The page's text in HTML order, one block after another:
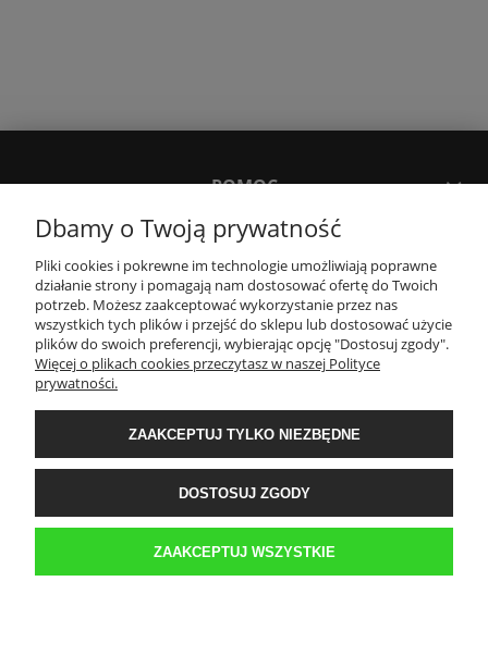
POMOC
PŁATNOŚCI I DOSTAWA
O NAS
Sklep internetowy Kwestia-Gustu | WGRO S.A. Hala K 3 boks 42 | ul.
6921047287 | REGON: 300087032
Dbamy o Twoją prywatność
Pliki cookies i pokrewne im technologie umożliwiają poprawne
działanie strony i pomagają nam dostosować ofertę do Twoich
potrzeb. Możesz zaakceptować wykorzystanie przez nas
wszystkich tych plików i przejść do sklepu lub dostosować użycie
plików do swoich preferencji, wybierając opcję "Dostosuj zgody".
Więcej o plikach cookies przeczytasz w naszej Polityce
prywatności.
ZAAKCEPTUJ TYLKO NIEZBĘDNE
DOSTOSUJ ZGODY
ZAAKCEPTUJ WSZYSTKIE